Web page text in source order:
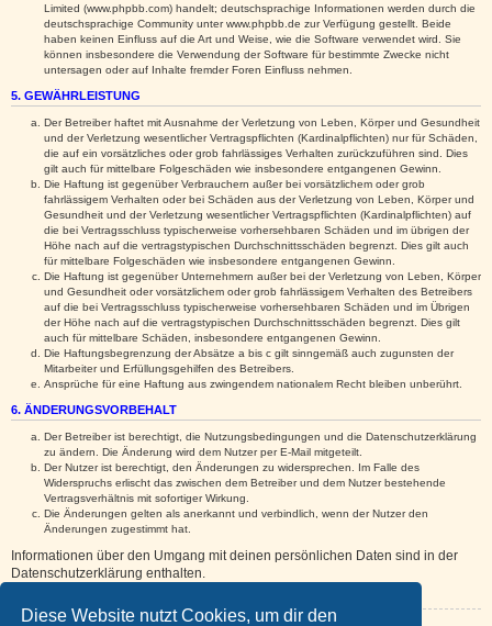
Diese Website nutzt Cookies, um dir den
Limited (www.phpbb.com) handelt; deutschsprachige Informationen werden durch die
deutschsprachige Community unter www.phpbb.de zur Verfügung gestellt. Beide
haben keinen Einfluss auf die Art und Weise, wie die Software verwendet wird. Sie
können insbesondere die Verwendung der Software für bestimmte Zwecke nicht
untersagen oder auf Inhalte fremder Foren Einfluss nehmen.
5. GEWÄHRLEISTUNG
Der Betreiber haftet mit Ausnahme der Verletzung von Leben, Körper und Gesundheit
und der Verletzung wesentlicher Vertragspflichten (Kardinalpflichten) nur für Schäden,
die auf ein vorsätzliches oder grob fahrlässiges Verhalten zurückzuführen sind. Dies
gilt auch für mittelbare Folgeschäden wie insbesondere entgangenen Gewinn.
Die Haftung ist gegenüber Verbrauchern außer bei vorsätzlichem oder grob
fahrlässigem Verhalten oder bei Schäden aus der Verletzung von Leben, Körper und
Gesundheit und der Verletzung wesentlicher Vertragspflichten (Kardinalpflichten) auf
die bei Vertragsschluss typischerweise vorhersehbaren Schäden und im übrigen der
Höhe nach auf die vertragstypischen Durchschnittsschäden begrenzt. Dies gilt auch
für mittelbare Folgeschäden wie insbesondere entgangenen Gewinn.
Die Haftung ist gegenüber Unternehmern außer bei der Verletzung von Leben, Körper
und Gesundheit oder vorsätzlichem oder grob fahrlässigem Verhalten des Betreibers
auf die bei Vertragsschluss typischerweise vorhersehbaren Schäden und im Übrigen
der Höhe nach auf die vertragstypischen Durchschnittsschäden begrenzt. Dies gilt
auch für mittelbare Schäden, insbesondere entgangenen Gewinn.
Die Haftungsbegrenzung der Absätze a bis c gilt sinngemäß auch zugunsten der
Mitarbeiter und Erfüllungsgehilfen des Betreibers.
Ansprüche für eine Haftung aus zwingendem nationalem Recht bleiben unberührt.
6. ÄNDERUNGSVORBEHALT
Der Betreiber ist berechtigt, die Nutzungsbedingungen und die Datenschutzerklärung
zu ändern. Die Änderung wird dem Nutzer per E-Mail mitgeteilt.
Der Nutzer ist berechtigt, den Änderungen zu widersprechen. Im Falle des
Widerspruchs erlischt das zwischen dem Betreiber und dem Nutzer bestehende
Vertragsverhältnis mit sofortiger Wirkung.
Die Änderungen gelten als anerkannt und verbindlich, wenn der Nutzer den
Änderungen zugestimmt hat.
Informationen über den Umgang mit deinen persönlichen Daten sind in der
Datenschutzerklärung enthalten.